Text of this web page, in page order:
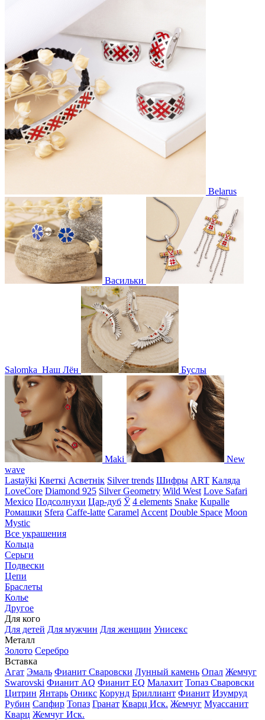
Belarus
Васильки
Salomka Наш Лён Буслы
Maki
New
wave
Lastaўki Кветкі Асветнiк Silver trends Шифры ART Каляда
LoveCore Diamond 925 Silver Geometry Wild West Love Safari
Mexico Подсолнухи Цар-дуб Ў 4 elements Snake Kupalle
Ромашки Sfera Caffe-latte Caramel Accent Double Space Moon
Mystic
Все украшения
Кольца
Серьги
Подвески
Цепи
Браслеты
Колье
Другое
Для кого
Для детей Для мужчин Для женщин Унисекс
Металл
Золото Серебро
Вставка
Агат Эмаль Фианит Сваровски Лунный камень Опал Жемчуг
Swarovski Фианит AQ Фианит EQ Малахит Топаз Сваровски
Цитрин Янтарь Оникс Корунд Бриллиант Фианит Изумруд
Рубин Сапфир Топаз Гранат Кварц Иск. Жемчуг Муассанит
Кварц Жемчуг Иск.